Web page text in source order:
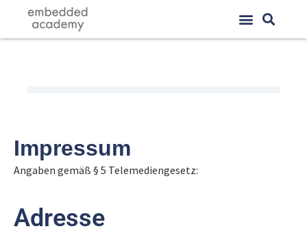
Impressum
Angaben gemäß § 5 Telemediengesetz:
Adresse